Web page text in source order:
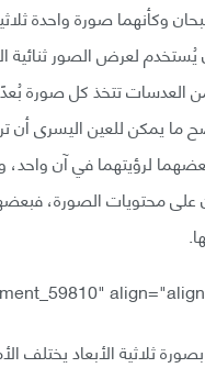
لعرض الصور ثنائية
العدسات تتخذ كل صورة
ما يمكن للعين اليسرى أن
لرؤيتهما في آن
على محتويات الصورة،
ثلاثية الأبعاد يختلف